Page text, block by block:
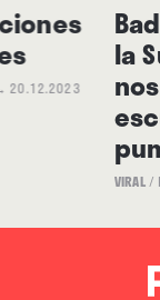
20.12.2023
la
VIRAL /